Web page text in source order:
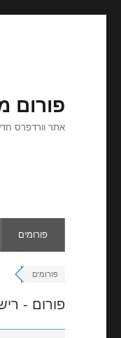
פורום
אתר וורדפרס
פורומים
פורומים
פורום -